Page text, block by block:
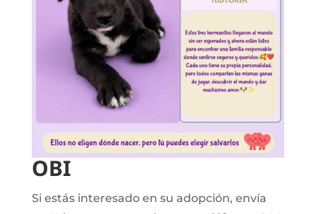
OBI
Si estás interesado en su adopción, envía